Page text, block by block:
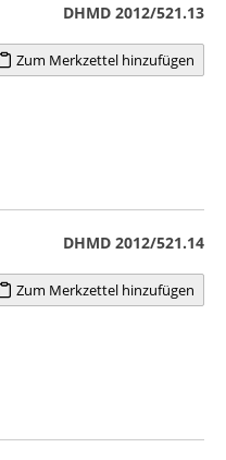
DHMD 2012/521.13
Zum Merkzettel hinzufügen
DHMD 2012/521.14
Zum Merkzettel hinzufügen